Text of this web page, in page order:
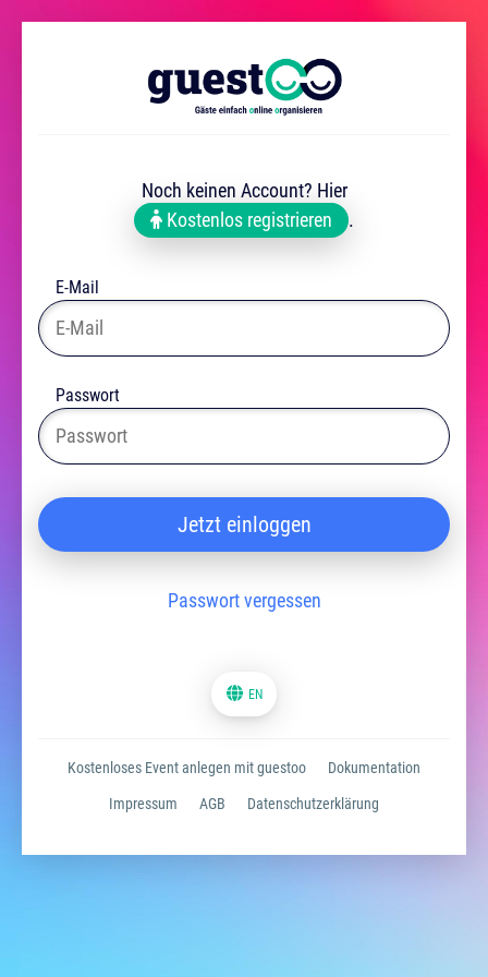
Noch keinen Account? Hier
Kostenlos registrieren
.
E-Mail
Passwort
Jetzt einloggen
Passwort vergessen
EN
Kostenloses Event anlegen mit guestoo Dokumentation
Impressum AGB Datenschutzerklärung